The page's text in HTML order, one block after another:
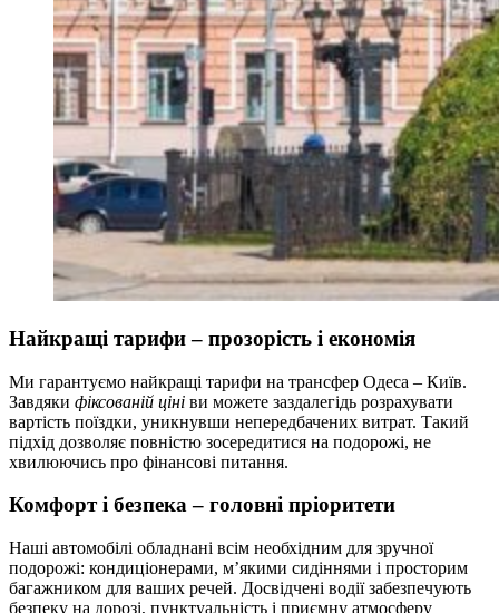
Найкращі тарифи – прозорість і економія
Ми гарантуємо найкращі тарифи на трансфер Одеса – Київ.
Завдяки фіксованій ціні ви можете заздалегідь розрахувати
вартість поїздки, уникнувши непередбачених витрат. Такий
підхід дозволяє повністю зосередитися на подорожі, не
хвилюючись про фінансові питання.
Комфорт і безпека – головні пріоритети
Наші автомобілі обладнані всім необхідним для зручної
подорожі: кондиціонерами, м’якими сидіннями і просторим
багажником для ваших речей. Досвідчені водії забезпечують
безпеку на дорозі, пунктуальність і приємну атмосферу